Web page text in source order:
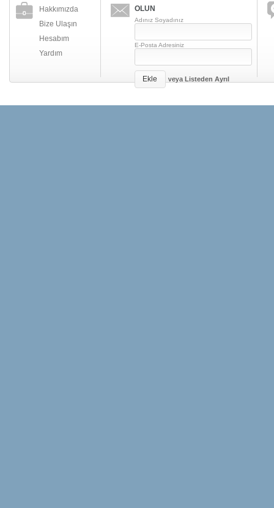
Hakkımızda
Bize Ulaşın
Hesabım
Yardım
OLUN
Adınız Soyadınız
E-Posta Adresiniz
Ekle veya Listeden Ayrıl